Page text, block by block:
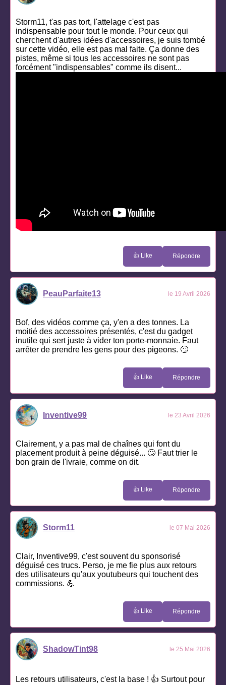
Storm11, t'as pas tort, l'attelage c'est pas
indispensable pour tout le monde. Pour ceux qui
cherchent d'autres idées d'accessoires, je suis tombé
sur cette vidéo, elle est pas mal faite. Ça donne des
pistes, même si tous les accessoires ne sont pas
forcément "indispensables" comme ils disent...
👍 Like Répondre
PeauParfaite13 le 19 Avril 2026
Bof, des vidéos comme ça, y'en a des tonnes. La
moitié des accessoires présentés, c'est du gadget
inutile qui sert juste à vider ton porte-monnaie. Faut
arrêter de prendre les gens pour des pigeons. 🙄
👍 Like Répondre
Inventive99 le 23 Avril 2026
Clairement, y a pas mal de chaînes qui font du
placement produit à peine déguisé... 🙄 Faut trier le
bon grain de l'ivraie, comme on dit.
👍 Like Répondre
Storm11 le 07 Mai 2026
Clair, Inventive99, c'est souvent du sponsorisé
déguisé ces trucs. Perso, je me fie plus aux retours
des utilisateurs qu'aux youtubeurs qui touchent des
commissions. 💪
👍 Like Répondre
ShadowTint98 le 25 Mai 2026
Les retours utilisateurs, c'est la base ! 👍 Surtout pour